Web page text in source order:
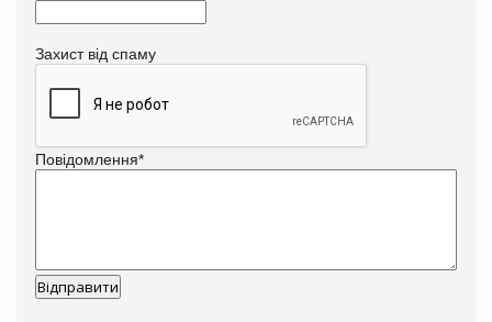
Захист від спаму
Повідомлення*